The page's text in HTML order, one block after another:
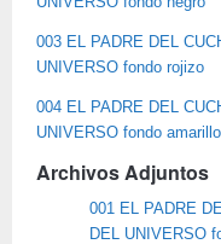
003 EL PADRE DEL
UNIVERSO fondo rojizo
004 EL PADRE DEL
UNIVERSO fondo amarillo
Archivos Adjuntos
001 EL PADRE
DEL UNIVERSO